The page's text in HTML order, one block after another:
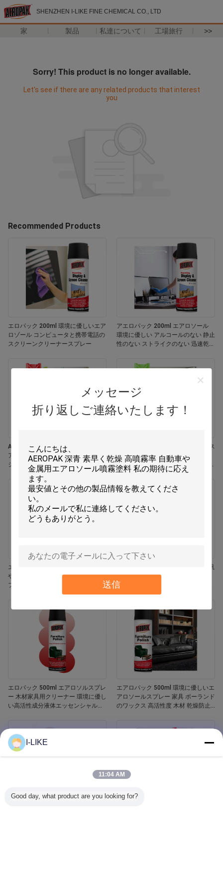
SHENZHEN I-LIKE FINE CHEMICAL CO., LTD
家 製品 私達について 工場旅行 >>
メッセージ
折り返しご連絡いたします！
送信
Sorry! This product is no longer available.
Let's see if there are any related products that interest
you
Recommended Products
エロパック 200ml 環境に優しいエア
ロゾール コンピュータと携帯電話の
スクリーンクリーナースプレー
アエロパック 200ml エアロソール
環境に優しい アルコールのない 静止
性のない ストライクのない 迅速乾燥
Aeropak 330ml エコフレンドリー エ
アロソール ローズ 香り エアフレッ
シャー スプレー 家と車の室内使用
Aeropak 330ml エアロソール ジャス
ミン香り 効果的臭いを消す 耐久性
エコフレンドリー ペット用 子供用
空気フレッシャー
エロパック 330ml エアロゾール 鮮
やかなジャスミン フレグランス エア
フレッシャー スプレー
エアロパック 500ml 環境に優しい汎
用キッチンオーブン 炊飯器 多面性
残留物なし 迅速乾燥クリーニングス
プレー
エロパック 500ml エアロソルスプレ
ー 木材家具用クリーナー 環境に優し
い高活性成分液体エッセンシャルオ
エアロパック 500ml 環境に優しいエ
アロソールスプレー 家具 ポーランド
のワックス 高活性度 木材 乾燥防止
I-LIKE
11:04 AM
Good day, what product are you looking for?